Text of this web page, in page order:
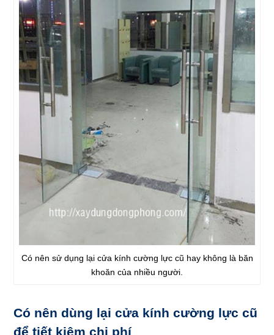
Có nên sử dụng lại cửa kính cường lực cũ hay không là băn
khoăn của nhiều người.
Có nên dùng lại cửa kính cường lực cũ
để tiết kiệm chi phí